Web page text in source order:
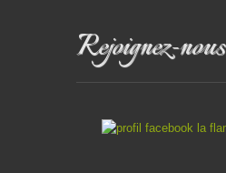
Rejoignez-nous